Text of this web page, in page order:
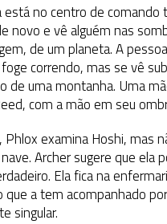
está no centro de
novo e vê alguém nas
de um planeta. A
correndo, mas se vê
de uma montanha. Uma
com a mão em seu
Phlox examina Hoshi, mas
Archer sugere que ela
Ela fica na
que a tem acompanhado
singular.